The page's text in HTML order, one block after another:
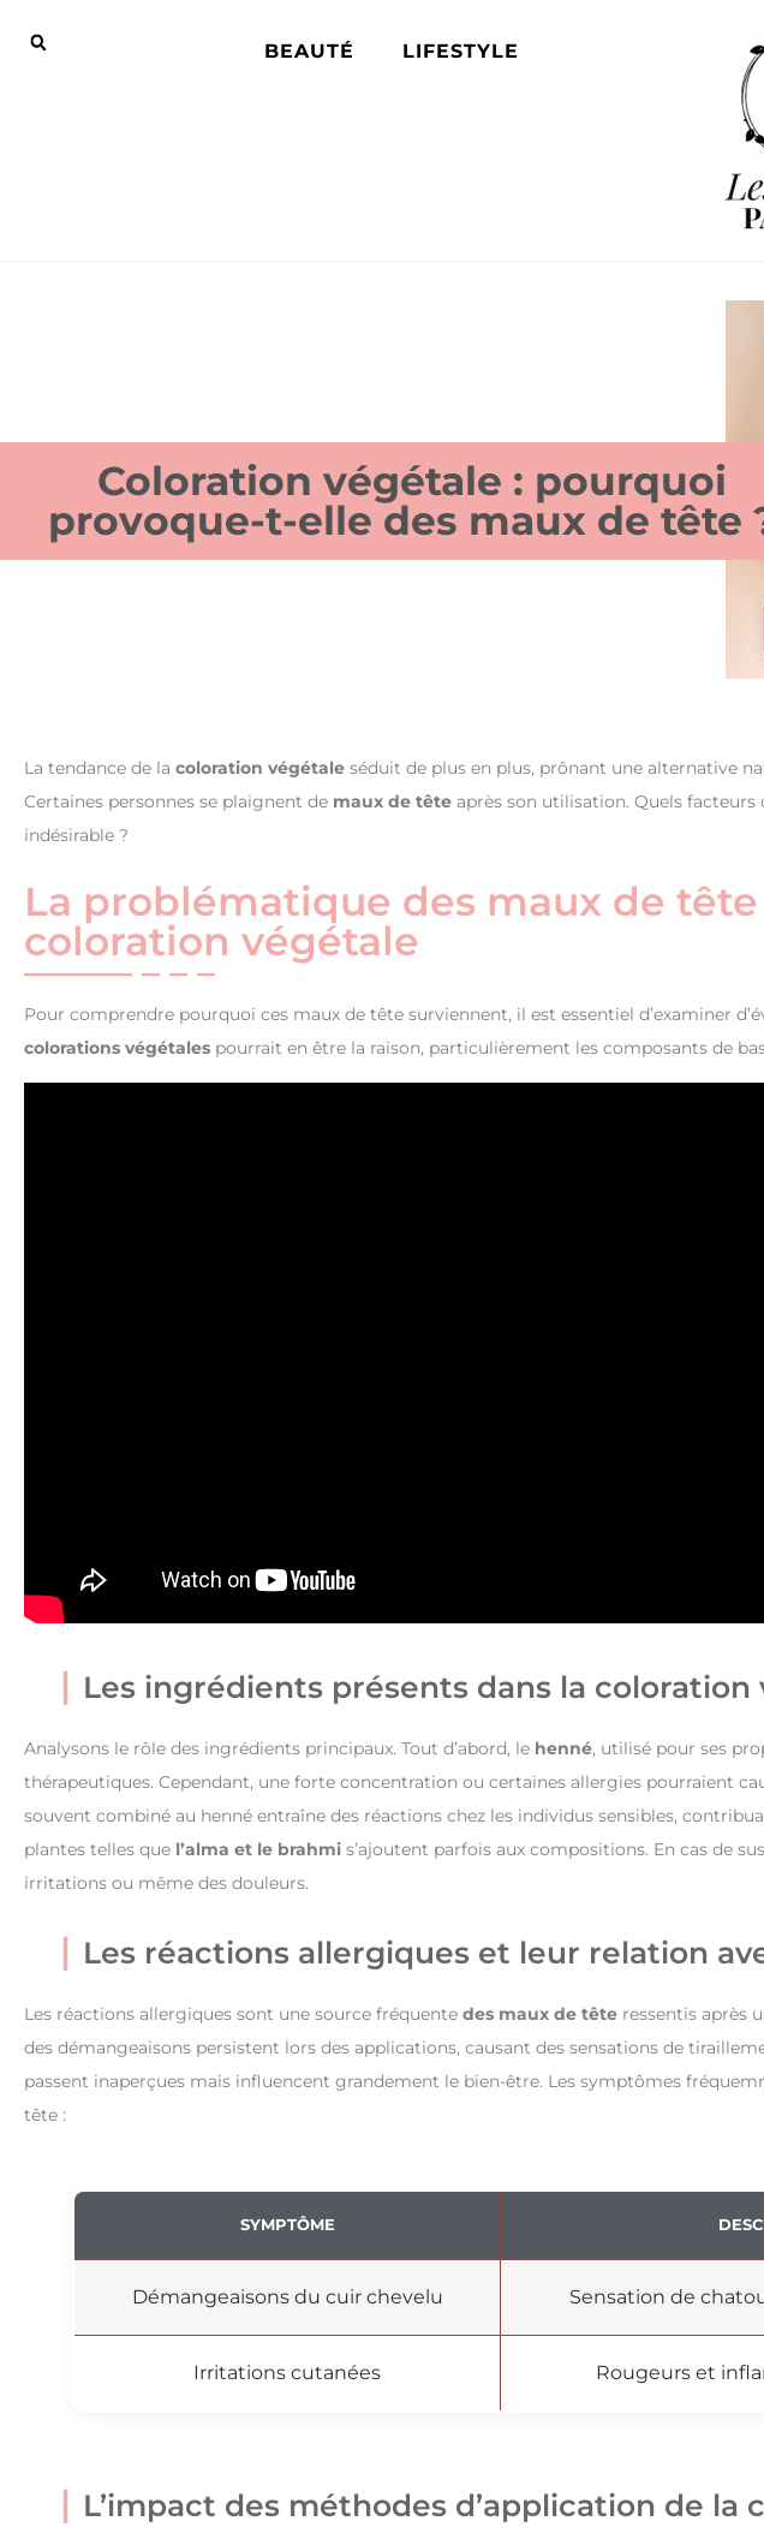
BEAUTÉ LIFESTYLE
Coloration végétale : pourquoi
provoque-t-elle des maux de tête
La tendance de la coloration végétale séduit de plus en plus, prônant une alternative
Certaines personnes se plaignent de maux de tête après son utilisation. Quels
indésirable ?
La problématique des maux de tête
coloration végétale
Pour comprendre pourquoi ces maux de tête surviennent, il est essentiel d’examiner
colorations végétales pourrait en être la raison, particulièrement les composants de
Les ingrédients présents dans la coloration
Analysons le rôle des ingrédients principaux. Tout d’abord, le henné, utilisé pour ses
thérapeutiques. Cependant, une forte concentration ou certaines allergies pourraient
souvent combiné au henné entraîne des réactions chez les individus sensibles,
plantes telles que l’alma et le brahmi s’ajoutent parfois aux compositions. En cas de
irritations ou même des douleurs.
Les réactions allergiques et leur relation
Les réactions allergiques sont une source fréquente des maux de tête ressentis après
des démangeaisons persistent lors des applications, causant des sensations de
passent inaperçues mais influencent grandement le bien-être. Les symptômes
tête :
SYMPTÔME
Démangeaisons du cuir chevelu Sensation de
Irritations cutanées Rougeurs et
L’impact des méthodes d’application de la